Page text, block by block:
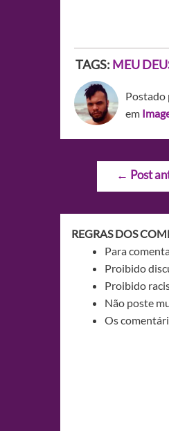
TAGS: MEU
Postado
em
Navegação
← Post
REGRAS DOS
Para
Proibido
Proibido
Não poste
Os